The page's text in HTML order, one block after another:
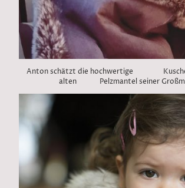
Anton schätzt die hochwertige
alten Pelzmantel seiner